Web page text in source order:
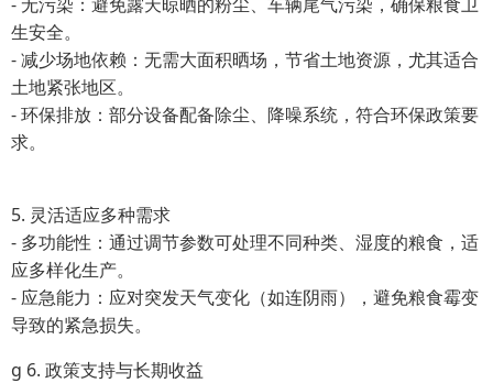
生安全。
- 减少场地依赖：无需大面积晒场，节省土地资源，尤其适合
土地紧张地区。
- 环保排放：部分设备配备除尘、降噪系统，符合环保政策要
求。
5. 灵活适应多种需求
- 多功能性：通过调节参数可处理不同种类、湿度的粮食，适
应多样化生产。
- 应急能力：应对突发天气变化（如连阴雨），避免粮食霉变
导致的紧急损失。
g 6. 政策支持与长期收益